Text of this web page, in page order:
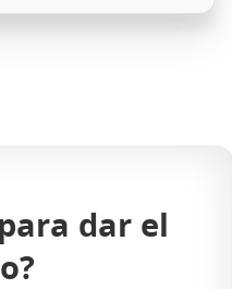
dar el